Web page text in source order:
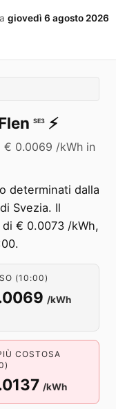
giovedì 6 agosto 2026
SE3 ⚡️
€ 0.0069 /kWh in
determinati dalla
di Svezia. Il
€ 0.0073 /kWh,
(10:00)
/kWh
COSTOSA
/kWh